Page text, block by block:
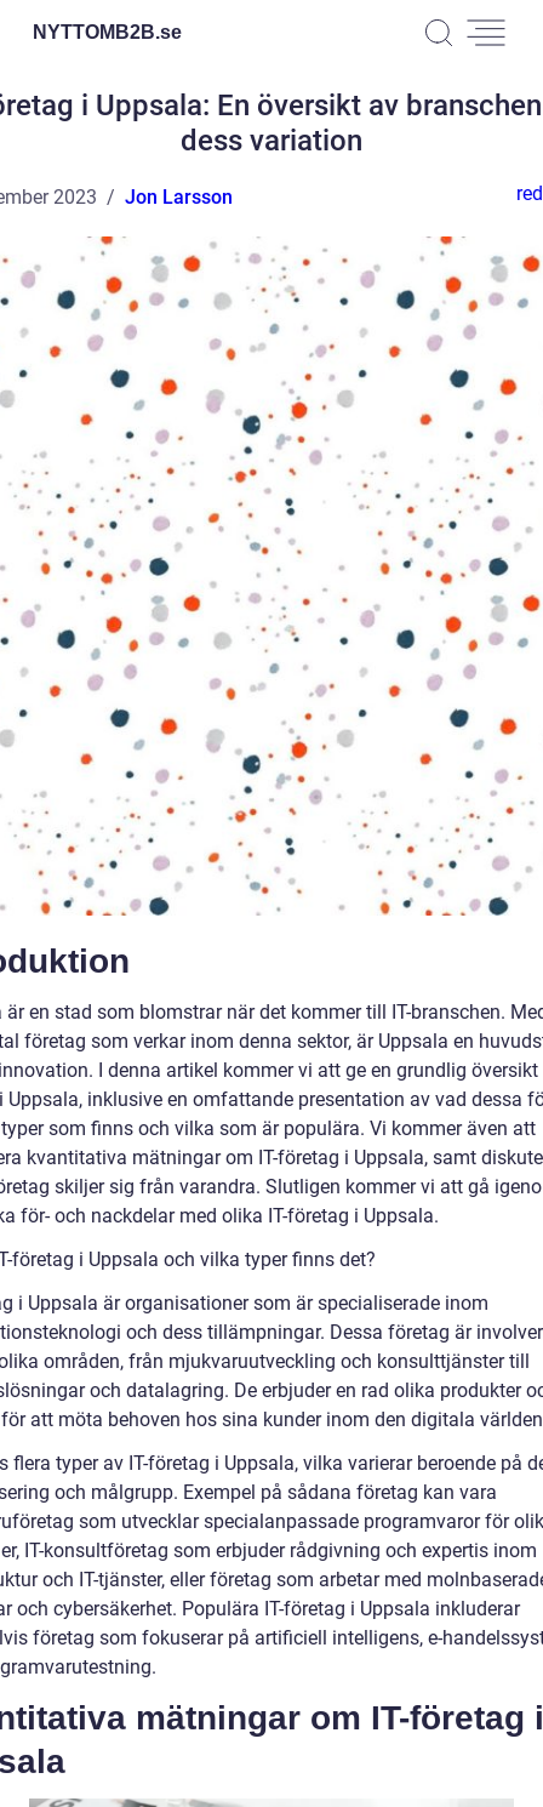
NYTTOMB2B.se
i Uppsala: En översikt av
dess variation
2023 Jon Larsson
är en stad som blomstrar när det kommer till IT-branschen.
företag som verkar inom denna sektor, är Uppsala en
I denna artikel kommer vi att ge en grundlig översikt
Uppsala, inklusive en omfattande presentation av vad dessa
som finns och vilka som är populära. Vi kommer även att
kvantitativa mätningar om IT-företag i Uppsala, samt
skiljer sig från varandra. Slutligen kommer vi att gå
för- och nackdelar med olika IT-företag i Uppsala.
företag i Uppsala och vilka typer finns det?
i Uppsala är organisationer som är specialiserade inom
och dess tillämpningar. Dessa företag är
områden, från mjukvaruutveckling och konsulttjänster till
och datalagring. De erbjuder en rad olika produkter
att möta behoven hos sina kunder inom den digitala
flera typer av IT-företag i Uppsala, vilka varierar beroende på
och målgrupp. Exempel på sådana företag kan vara
som utvecklar specialanpassade programvaror för
IT-konsultföretag som erbjuder rådgivning och expertis inom
och IT-tjänster, eller företag som arbetar med
och cybersäkerhet. Populära IT-företag i Uppsala inkluderar
företag som fokuserar på artificiell intelligens, e-
mätningar om IT-företag i